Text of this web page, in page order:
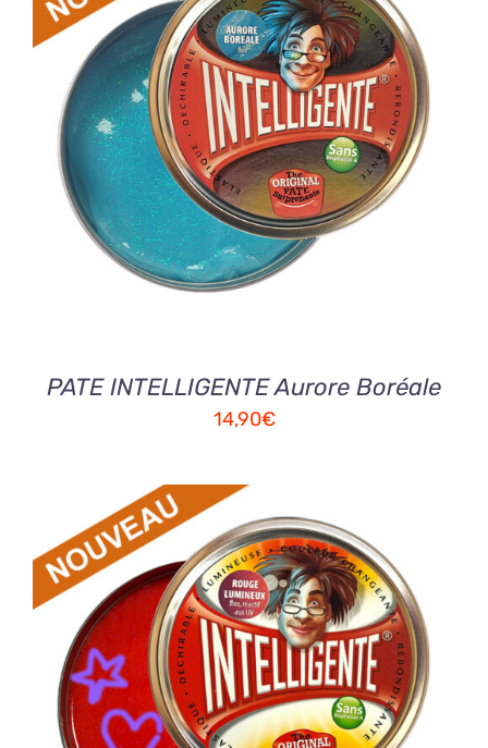
AJOUTER AU PANIER
/
DETAILS
PATE INTELLIGENTE Aurore Boréale
14,90€
AJOUTER AU PANIER
/
DETAILS